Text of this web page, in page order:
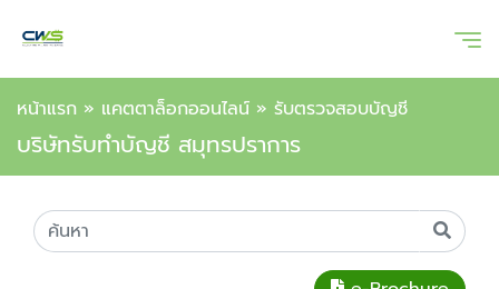
หน้าแรก » แคตตาล็อกออนไลน์ » รับตรวจสอบบัญชี
บริษัทรับทำบัญชี สมุทรปราการ